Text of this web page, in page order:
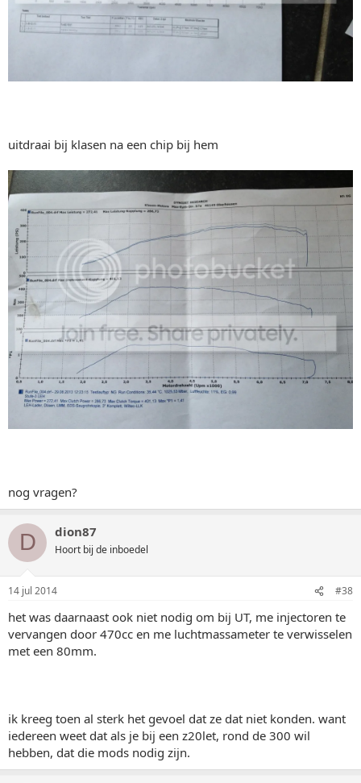
uitdraai bij klasen na een chip bij hem
nog vragen?
D dion87
Hoort bij de inboedel
14 jul 2014 #38
het was daarnaast ook niet nodig om bij UT, me injectoren te
vervangen door 470cc en me luchtmassameter te verwisselen
met een 80mm.
ik kreeg toen al sterk het gevoel dat ze dat niet konden. want
iedereen weet dat als je bij een z20let, rond de 300 wil
hebben, dat die mods nodig zijn.